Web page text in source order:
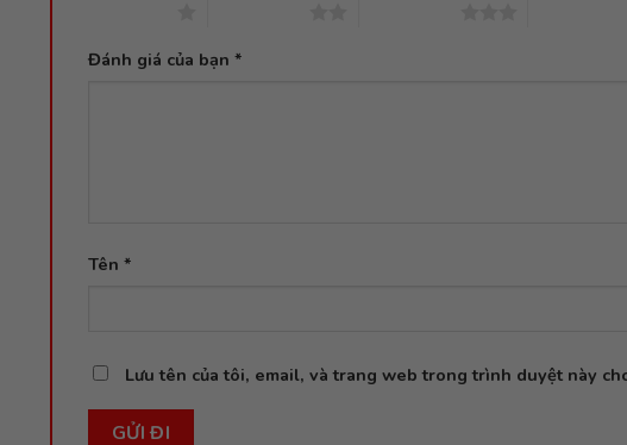
Đánh giá của bạn *
Tên *
Lưu tên của tôi, email, và trang web trong trình duyệt này